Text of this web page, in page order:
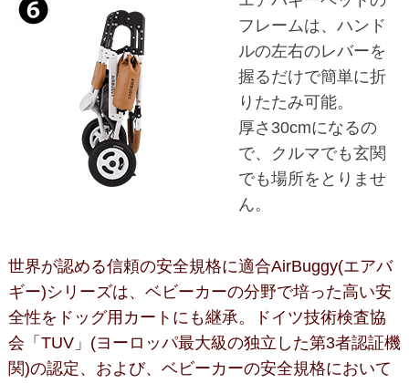
フレームは、ハンド
ルの左右のレバーを
握るだけで簡単に折
りたたみ可能。
厚さ30cmになるの
で、クルマでも玄関
でも場所をとりませ
ん。
世界が認める信頼の安全規格に適合AirBuggy(エアバ
ギー)シリーズは、ベビーカーの分野で培った高い安
全性をドッグ用カートにも継承。ドイツ技術検査協
会「TUV」(ヨーロッパ最大級の独立した第3者認証機
関)の認定、および、ベビーカーの安全規格において